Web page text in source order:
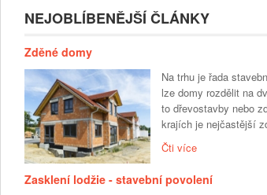
NEJOBLÍBENĚJŠÍ ČLÁNKY
Zděné domy
Na trhu je řada
lze domy rozdělit na
to dřevostavby nebo
krajích je nejčastější
Čti více
Zasklení lodžie - stavební povolení